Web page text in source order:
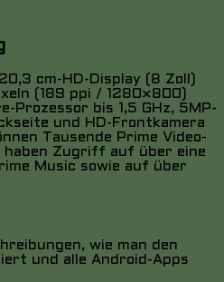
cm-HD-Display (8 Zoll)
(189 ppi / 1280×800)
Prozessor bis 1,5 GHz, 5MP-
und HD-Frontkamera
Tausende Prime Video-
haben Zugriff auf über eine
Music sowie auf über
wie man den
und alle Android-Apps